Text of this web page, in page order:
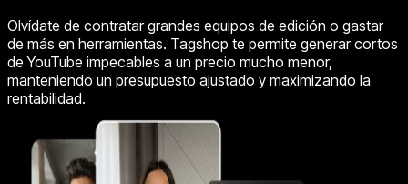
Olvídate de contratar grandes equipos de edición o gastar
de más en herramientas. Tagshop te permite generar cortos
de YouTube impecables a un precio mucho menor,
manteniendo un presupuesto ajustado y maximizando la
rentabilidad.